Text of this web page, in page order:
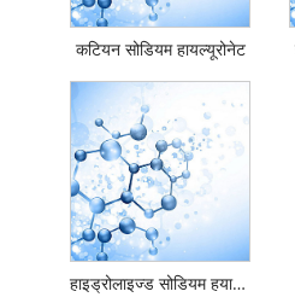
कटियन सोडियम हायल्यूरोनेट
हाइड्रोलाइज्ड सोडियम हयालूरोनेट खाद्य ग्रेड